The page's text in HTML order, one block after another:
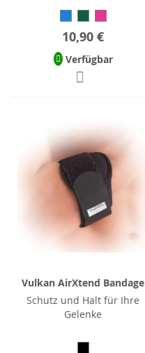
10,90 €
Verfügbar
Vulkan AirXtend Bandage
Schutz und Halt für Ihre
Gelenke